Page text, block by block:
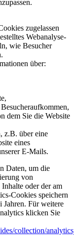
zugelassen
Webanalyse-
wie Besucher
über:
dem Sie die Website
z.B. über eine
eines
E-Mails.
Daten, um die
von
oder der am
Cookies speichern
Für weitere
klicken Sie
collection/